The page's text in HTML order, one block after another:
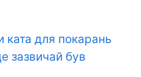
ката для покарань
зазвичай був